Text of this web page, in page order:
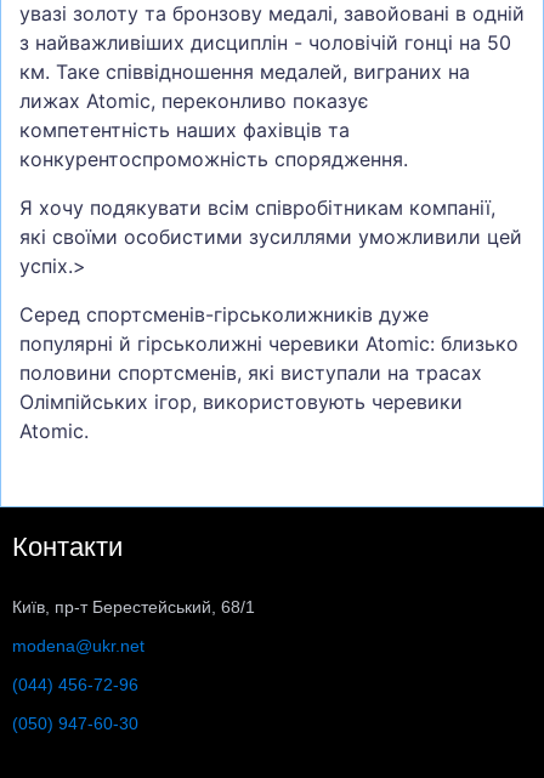
увазі золоту та бронзову медалі, завойовані в одній
з найважливіших дисциплін - чоловічій гонці на 50
км. Таке співвідношення медалей, виграних на
лижах Atomic, переконливо показує
компетентність наших фахівців та
конкурентоспроможність спорядження.
Я хочу подякувати всім співробітникам компанії,
які своїми особистими зусиллями уможливили цей
успіх.>
Серед спортсменів-гірськолижників дуже
популярні й гірськолижні черевики Atomic: близько
половини спортсменів, які виступали на трасах
Олімпійських ігор, використовують черевики
Atomic.
Контакти
Київ, пр-т Берестейський, 68/1
modena@ukr.net
(044) 456-72-96
(050) 947-60-30